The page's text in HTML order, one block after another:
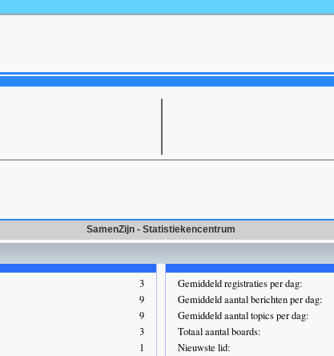
SamenZijn - Statistiekencentrum
3
9
9
3
1
Gemiddeld registraties per dag:
Gemiddeld aantal berichten per dag:
Gemiddeld aantal topics per dag:
Totaal aantal boards:
Nieuwste lid: